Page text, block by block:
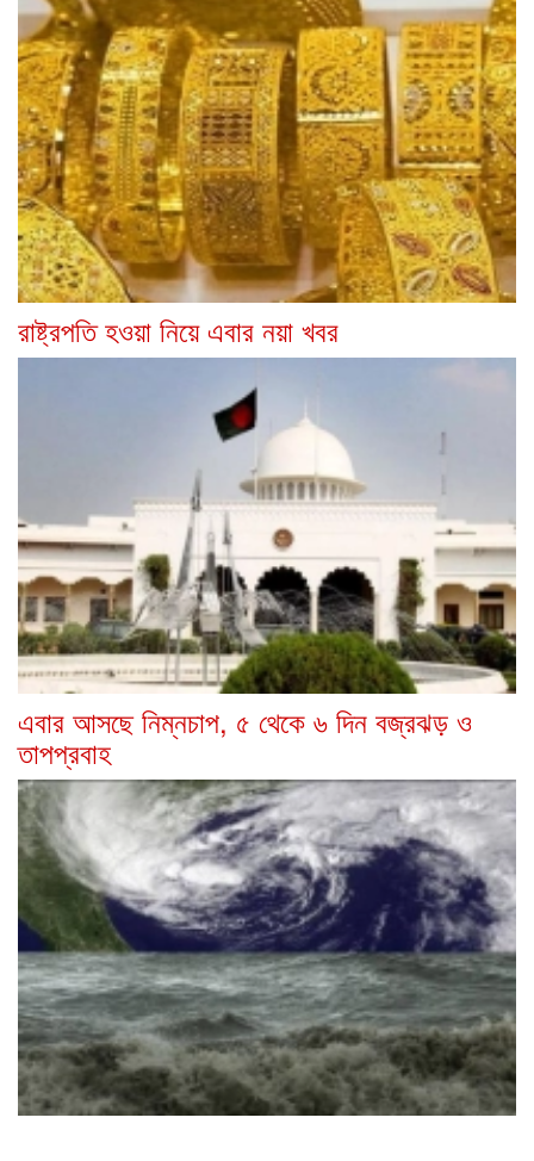
রাষ্ট্রপতি হওয়া নিয়ে এবার নয়া খবর
এবার আসছে নিম্নচাপ, ৫ থেকে ৬ দিন বজ্রঝড় ও
তাপপ্রবাহ